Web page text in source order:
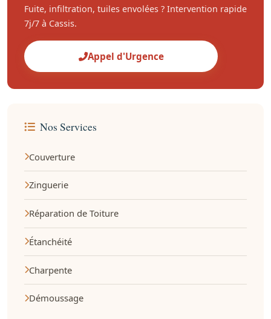
Fuite, infiltration, tuiles envolées ? Intervention rapide
7j/7 à Cassis.
Appel d'Urgence
Nos Services
Couverture
Zinguerie
Réparation de Toiture
Étanchéité
Charpente
Démoussage